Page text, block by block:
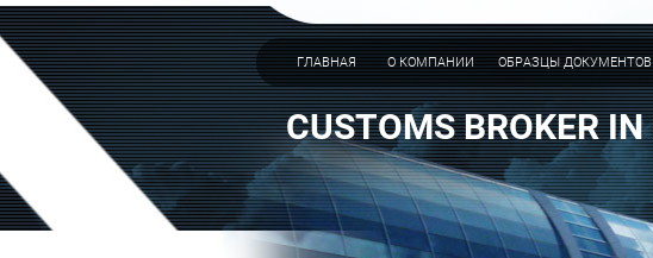
ГЛАВНАЯ О КОМПАНИИ ОБРАЗЦЫ ДОКУМЕНТОВ
CUSTOMS BROKER